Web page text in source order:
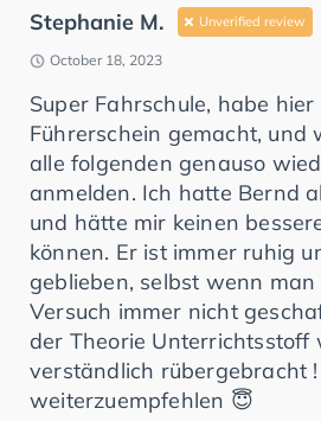
Stephanie M. Unverified review
October 18, 2023
Super Fahrschule, habe
Führerschein gemacht, und
alle folgenden genauso
anmelden. Ich hatte Bernd
und hätte mir keinen
können. Er ist immer ruhig
geblieben, selbst wenn
Versuch immer nicht
der Theorie Unterrichtsstoff
verständlich rübergebracht
weiterzuempfehlen 😇